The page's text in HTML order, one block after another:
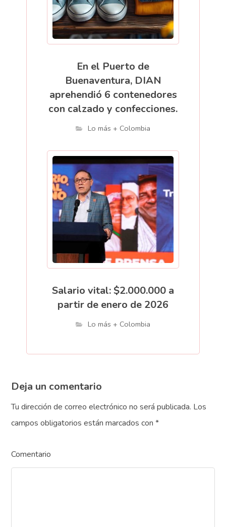
En el Puerto de
Buenaventura, DIAN
aprehendió 6 contenedores
con calzado y confecciones.
Lo más + Colombia
Salario vital: $2.000.000 a
partir de enero de 2026
Lo más + Colombia
Deja un comentario
Tu dirección de correo electrónico no será publicada. Los
campos obligatorios están marcados con*
Comentario